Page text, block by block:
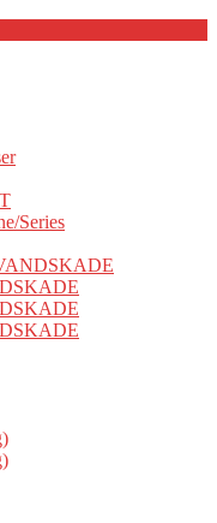
Series